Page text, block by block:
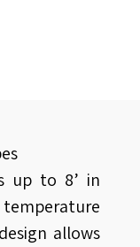
up to 8’ in
allows